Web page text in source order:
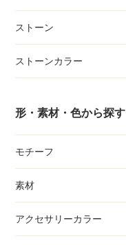
ストーン
ストーンカラー
形・素材・色から探す
モチーフ
素材
アクセサリーカラー